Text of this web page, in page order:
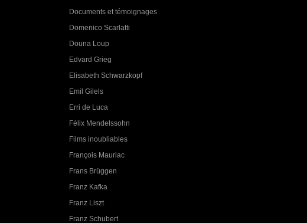
Documents et témoignages
Domenico Scarlatti
Douna Loup
Edvard Grieg
Elisabeth Schwarzkopf
Emil Gilels
Erri de Luca
Félix Mendelssohn
Films inoubliables
François Mauriac
Frans Brüggen
Franz Kafka
Franz Liszt
Franz Schubert